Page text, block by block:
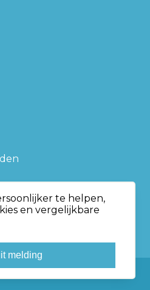
te helpen,
en vergelijkbare
melding